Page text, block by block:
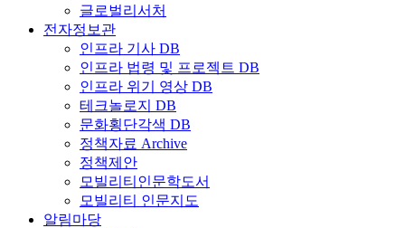
글로벌리서처
전자정보관
인프라 기사 DB
인프라 법령 및 프로젝트 DB
인프라 위기 영상 DB
테크놀로지 DB
문화횡단각색 DB
정책자료 Archive
정책제안
모빌리티인문학도서
모빌리티 인문지도
알림마당